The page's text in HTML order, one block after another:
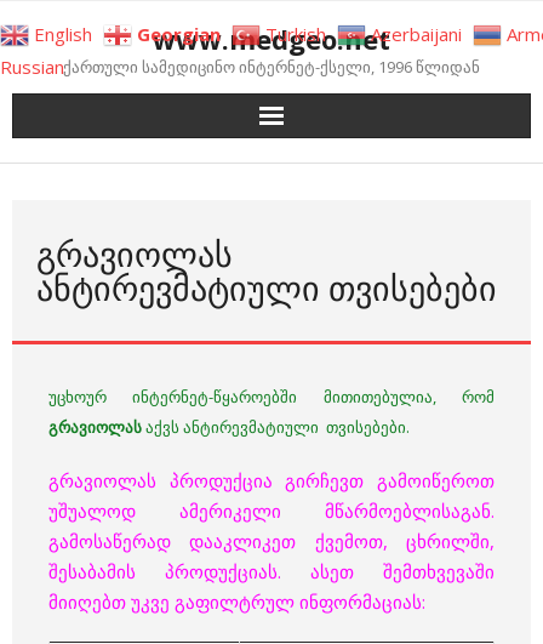
to
content
www.medgeo.net
ქართული სამედიცინო ინტერნეტ-ქსელი, 1996 წლიდან
ᲒᲠᲐᲕᲘᲝᲚᲐᲡ
ᲐᲜᲢᲘᲠᲔᲕᲛᲐᲢᲘᲣᲚᲘ ᲗᲕᲘᲡᲔᲑᲔᲑᲘ
უცხოურ ინტერნეტ-წყაროებში მითითებულია, რომ
გრავიოლასაქვს ანტირევმატიული თვისებები.
გრავიოლას პროდუქცია გირჩევთ გამოიწეროთ
უშუალოდ ამერიკელი მწარმოებლისაგან.
გამოსაწერად დააკლიკეთ ქვემოთ, ცხრილში,
შესაბამის პროდუქციას. ასეთ შემთხვევაში
მიიღებთ უკვე გაფილტრულ ინფორმაციას:
English Georgian Turkish Azerbaijani
Russian